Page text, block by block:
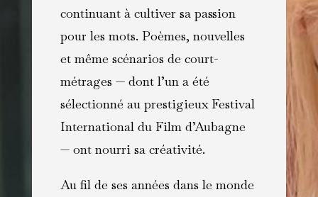
continuant à cultiver sa passion
pour les mots. Poèmes, nouvelles
et même scénarios de court-
métrages — dont l’un a été
sélectionné au prestigieux Festival
International du Film d’Aubagne
— ont nourri sa créativité.
Au fil de ses années dans le monde